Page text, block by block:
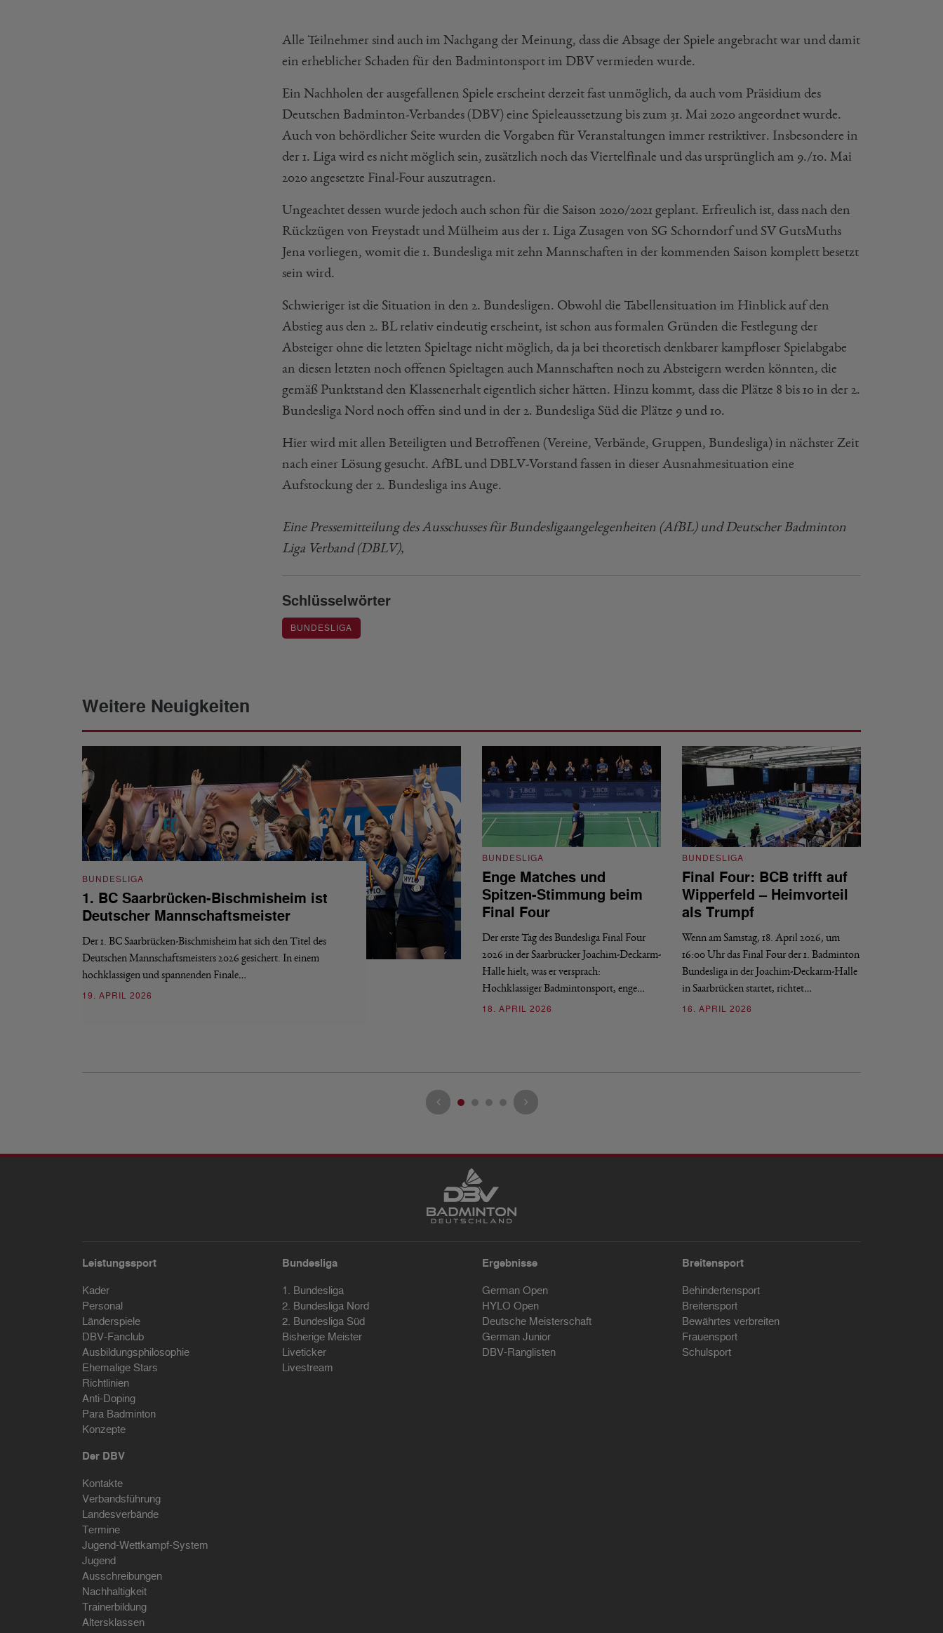
Alle Teilnehmer sind auch im Nachgang der Meinung, dass die Absage der Spiele angebracht war und damit
ein erheblicher Schaden für den Badmintonsport im DBV vermieden wurde.
Ein Nachholen der ausgefallenen Spiele erscheint derzeit fast unmöglich, da auch vom Präsidium des
Deutschen Badminton-Verbandes (DBV) eine Spieleaussetzung bis zum 31. Mai 2020 angeordnet wurde.
Auch von behördlicher Seite wurden die Vorgaben für Veranstaltungen immer restriktiver. Insbesondere in
der 1. Liga wird es nicht möglich sein, zusätzlich noch das Viertelfinale und das ursprünglich am 9./10. Mai
2020 angesetzte Final-Four auszutragen.
Ungeachtet dessen wurde jedoch auch schon für die Saison 2020/2021 geplant. Erfreulich ist, dass nach den
Rückzügen von Freystadt und Mülheim aus der 1. Liga Zusagen von SG Schorndorf und SV GutsMuths
Jena vorliegen, womit die 1. Bundesliga mit zehn Mannschaften in der kommenden Saison komplett besetzt
sein wird.
Schwieriger ist die Situation in den 2. Bundesligen. Obwohl die Tabellensituation im Hinblick auf den
Abstieg aus den 2. BL relativ eindeutig erscheint, ist schon aus formalen Gründen die Festlegung der
Absteiger ohne die letzten Spieltage nicht möglich, da ja bei theoretisch denkbarer kampfloser Spielabgabe
an diesen letzten noch offenen Spieltagen auch Mannschaften noch zu Absteigern werden könnten, die
gemäß Punktstand den Klassenerhalt eigentlich sicher hätten. Hinzu kommt, dass die Plätze 8 bis 10 in der 2.
Bundesliga Nord noch offen sind und in der 2. Bundesliga Süd die Plätze 9 und 10.
Hier wird mit allen Beteiligten und Betroffenen (Vereine, Verbände, Gruppen, Bundesliga) in nächster Zeit
nach einer Lösung gesucht. AfBL und DBLV-Vorstand fassen in dieser Ausnahmesituation eine
Aufstockung der 2. Bundesliga ins Auge.
Eine Pressemitteilung des Ausschusses für Bundesligaangelegenheiten (AfBL) und Deutscher Badminton
Liga Verband (DBLV),
Schlüsselwörter
BUNDESLIGA
Weitere Neuigkeiten
BUNDESLIGA
1. BC Saarbrücken-Bischmisheim ist
Deutscher Mannschaftsmeister
Der 1. BC Saarbrücken-Bischmisheim hat sich den Titel des
Deutschen Mannschaftsmeisters 2026 gesichert. In einem
hochklassigen und spannenden Finale…
19. APRIL 2026
BUNDESLIGA
Enge Matches und
Spitzen-Stimmung beim
Final Four
Der erste Tag des Bundesliga Final Four
2026 in der Saarbrücker Joachim-Deckarm-
Halle hielt, was er versprach:
Hochklassiger Badmintonsport, enge…
18. APRIL 2026
BUNDESLIGA
Final Four: BCB trifft auf
Wipperfeld – Heimvorteil
als Trumpf
Wenn am Samstag, 18. April 2026, um
16:00 Uhr das Final Four der 1. Badminton
Bundesliga in der Joachim-Deckarm-Halle
in Saarbrücken startet, richtet…
16. APRIL 2026
Leistungssport
Kader
Personal
Länderspiele
DBV-Fanclub
Ausbildungsphilosophie
Ehemalige Stars
Richtlinien
Anti-Doping
Para Badminton
Konzepte
Bundesliga
1. Bundesliga
2. Bundesliga Nord
2. Bundesliga Süd
Bisherige Meister
Liveticker
Livestream
Ergebnisse
German Open
HYLO Open
Deutsche Meisterschaft
German Junior
DBV-Ranglisten
Breitensport
Behindertensport
Breitensport
Bewährtes verbreiten
Frauensport
Schulsport
Der DBV
Kontakte
Verbandsführung
Landesverbände
Termine
Jugend-Wettkampf-System
Jugend
Ausschreibungen
Nachhaltigkeit
Trainerbildung
Altersklassen